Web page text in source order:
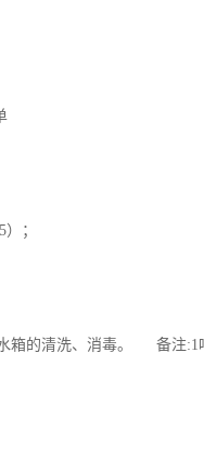
85）；
箱的清洗、消毒。 备注:1